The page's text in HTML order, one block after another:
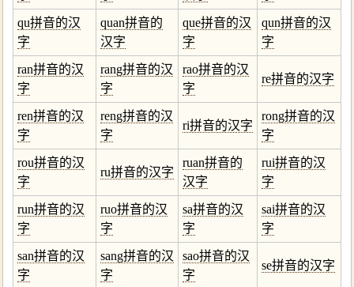
qu拼音的汉
字
quan拼音的
汉字
que拼音的汉
字
qun拼音的汉
字
ran拼音的汉
字
rang拼音的汉
字
rao拼音的汉
字
re拼音的汉字
ren拼音的汉
字
reng拼音的汉
字
ri拼音的汉字
rong拼音的汉
字
rou拼音的汉
字
ru拼音的汉字
ruan拼音的
汉字
rui拼音的汉
字
run拼音的汉
字
ruo拼音的汉
字
sa拼音的汉
字
sai拼音的汉
字
san拼音的汉
字
sang拼音的汉
字
sao拼音的汉
字
se拼音的汉字